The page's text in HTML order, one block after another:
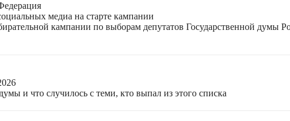
медиа на старте кампании
кампании по выборам депутатов Государственной думы
и что случилось с теми, кто выпал из этого списка